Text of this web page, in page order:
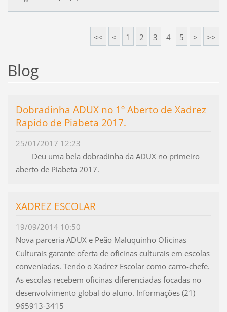
<< < 1 2 3 4 5 > >>
Blog
Dobradinha ADUX no 1º Aberto de Xadrez
Rapido de Piabeta 2017.
25/01/2017 12:23
Deu uma bela dobradinha da ADUX no primeiro
aberto de Piabeta 2017.
XADREZ ESCOLAR
19/09/2014 10:50
Nova parceria ADUX e Peão Maluquinho Oficinas
Culturais garante oferta de oficinas culturais em escolas
conveniadas. Tendo o Xadrez Escolar como carro-chefe.
As escolas recebem oficinas diferenciadas focadas no
desenvolvimento global do aluno. Informações (21)
965913-3415